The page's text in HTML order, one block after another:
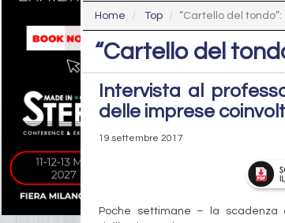
Home Top “Cartello del
“Cartello del
Intervista al
delle imprese
19 settembre 2017
Poche settimane – la